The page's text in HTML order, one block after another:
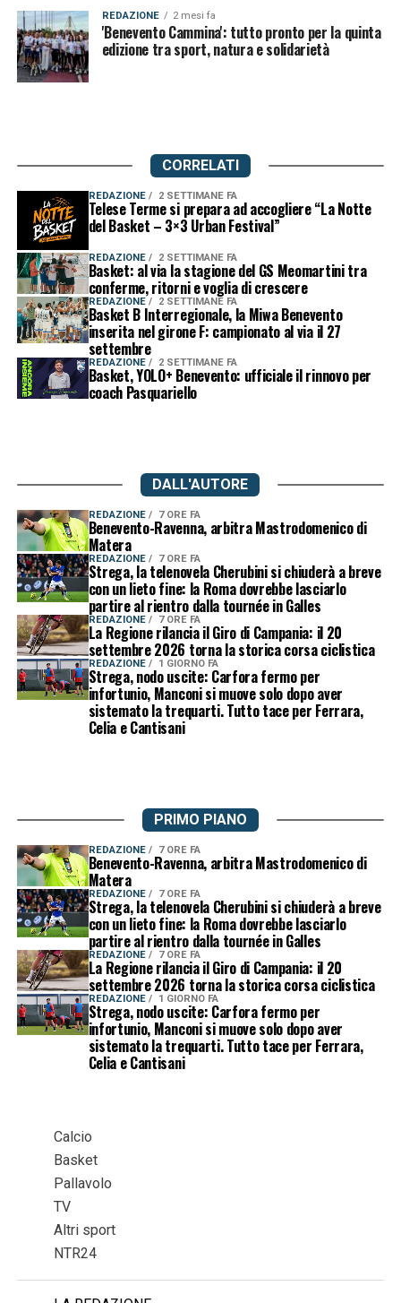
REDAZIONE 2 mesi fa
'Benevento Cammina': tutto pronto per la quinta
edizione tra sport, natura e solidarietà
CORRELATI
REDAZIONE 2 SETTIMANE FA
Telese Terme si prepara ad accogliere “La Notte
del Basket – 3×3 Urban Festival”
REDAZIONE 2 SETTIMANE FA
Basket: al via la stagione del GS Meomartini tra
conferme, ritorni e voglia di crescere
REDAZIONE 2 SETTIMANE FA
Basket B Interregionale, la Miwa Benevento
inserita nel girone F: campionato al via il 27
settembre
REDAZIONE 2 SETTIMANE FA
Basket, YOLO+ Benevento: ufficiale il rinnovo per
coach Pasquariello
DALL'AUTORE
REDAZIONE 7 ORE FA
Benevento-Ravenna, arbitra Mastrodomenico di
Matera
REDAZIONE 7 ORE FA
Strega, la telenovela Cherubini si chiuderà a breve
con un lieto fine: la Roma dovrebbe lasciarlo
partire al rientro dalla tournée in Galles
REDAZIONE 7 ORE FA
La Regione rilancia il Giro di Campania: il 20
settembre 2026 torna la storica corsa ciclistica
REDAZIONE 1 GIORNO FA
Strega, nodo uscite: Carfora fermo per
infortunio, Manconi si muove solo dopo aver
sistemato la trequarti. Tutto tace per Ferrara,
Celia e Cantisani
PRIMO PIANO
REDAZIONE 7 ORE FA
Benevento-Ravenna, arbitra Mastrodomenico di
Matera
REDAZIONE 7 ORE FA
Strega, la telenovela Cherubini si chiuderà a breve
con un lieto fine: la Roma dovrebbe lasciarlo
partire al rientro dalla tournée in Galles
REDAZIONE 7 ORE FA
La Regione rilancia il Giro di Campania: il 20
settembre 2026 torna la storica corsa ciclistica
REDAZIONE 1 GIORNO FA
Strega, nodo uscite: Carfora fermo per
infortunio, Manconi si muove solo dopo aver
sistemato la trequarti. Tutto tace per Ferrara,
Celia e Cantisani
Calcio
Basket
Pallavolo
TV
Altri sport
NTR24